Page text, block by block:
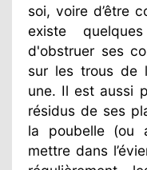
soi, voire d’être
existe
d'obstruer ses
sur les trous de
une. Il est aussi
résidus de ses
la poubelle (ou
mettre dans